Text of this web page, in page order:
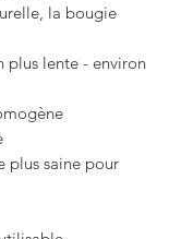
la bougie
plus lente - environ
plus saine pour